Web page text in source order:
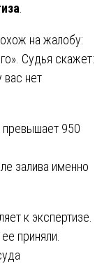
.
на жалобу:
Судья скажет:
нет
превышает 950
залива именно
к экспертизе.
приняли.